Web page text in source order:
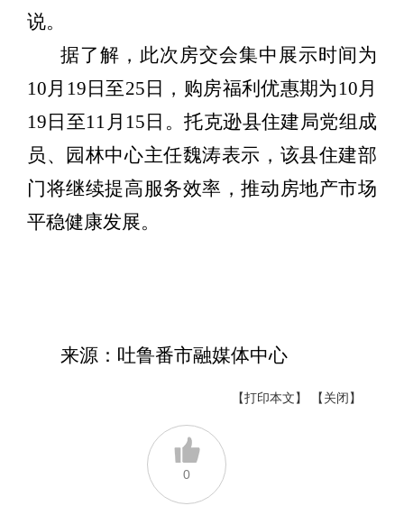
说。
据了解，此次房交会集中展示时间为
10月19日至25日，购房福利优惠期为10月
19日至11月15日。托克逊县住建局党组成
员、园林中心主任魏涛表示，该县住建部
门将继续提高服务效率，推动房地产市场
平稳健康发展。
来源：吐鲁番市融媒体中心
【打印本文】 【关闭】
0